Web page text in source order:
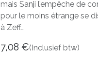
mais Sanji l’empêche de
pour le moins étrange se
à Zeff…
7,08 €(Inclusief btw)